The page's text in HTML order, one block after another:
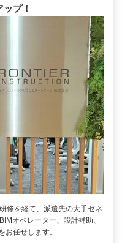
プ！
修を経て、派遣先の大手ゼネ
オペレーター、設計補助、
お任せします。 …